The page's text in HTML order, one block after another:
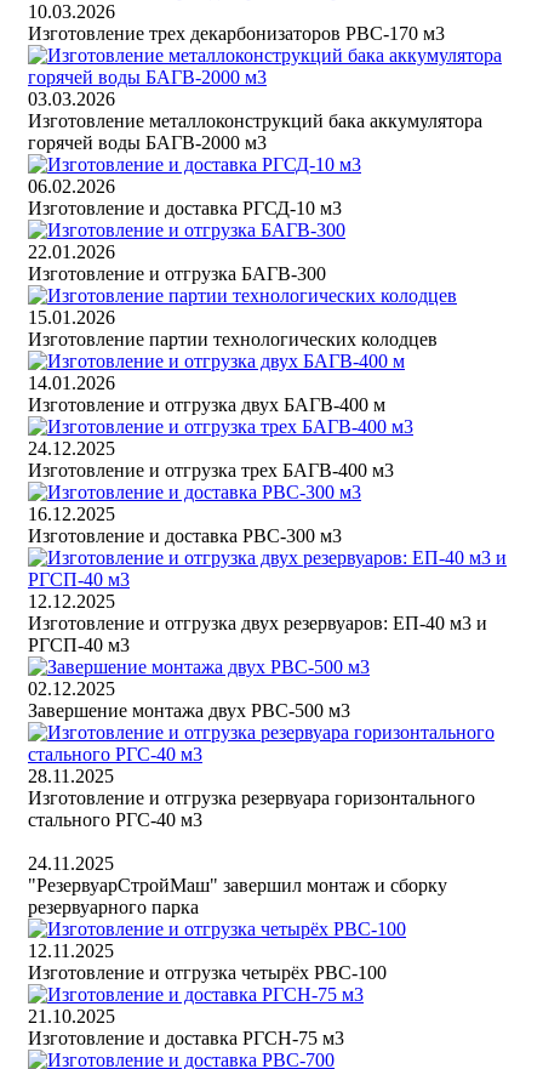
10.03.2026
Изготовление трех декарбонизаторов РВС-170 м3
03.03.2026
Изготовление металлоконструкций бака аккумулятора
горячей воды БАГВ-2000 м3
06.02.2026
Изготовление и доставка РГСД-10 м3
22.01.2026
Изготовление и отгрузка БАГВ-300
15.01.2026
Изготовление партии технологических колодцев
14.01.2026
Изготовление и отгрузка двух БАГВ-400 м
24.12.2025
Изготовление и отгрузка трех БАГВ-400 м3
16.12.2025
Изготовление и доставка РВС-300 м3
12.12.2025
Изготовление и отгрузка двух резервуаров: ЕП-40 м3 и
РГСП-40 м3
02.12.2025
Завершение монтажа двух РВС-500 м3
28.11.2025
Изготовление и отгрузка резервуара горизонтального
стального РГС-40 м3
24.11.2025
"РезервуарСтройМаш" завершил монтаж и сборку
резервуарного парка
12.11.2025
Изготовление и отгрузка четырёх РВС-100
21.10.2025
Изготовление и доставка РГСН-75 м3